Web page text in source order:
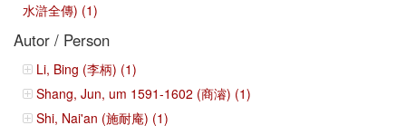
水滸全傳) (1)
Autor / Person
Li, Bing (李柄) (1)
Shang, Jun, um 1591-1602 (商濬) (1)
Shi, Nai'an (施耐庵) (1)